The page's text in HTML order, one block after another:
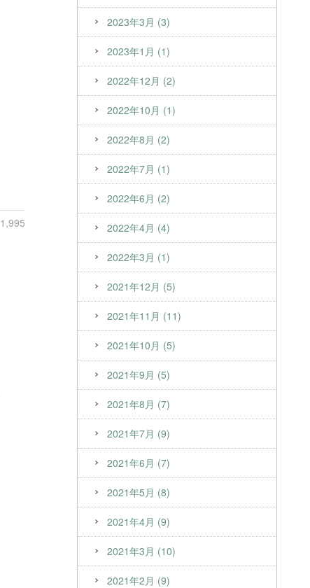
1,995
2023年3月 (3)
2023年1月 (1)
2022年12月 (2)
2022年10月 (1)
2022年8月 (2)
2022年7月 (1)
2022年6月 (2)
2022年4月 (4)
2022年3月 (1)
2021年12月 (5)
2021年11月 (11)
2021年10月 (5)
2021年9月 (5)
2021年8月 (7)
2021年7月 (9)
2021年6月 (7)
2021年5月 (8)
2021年4月 (9)
2021年3月 (10)
2021年2月 (9)